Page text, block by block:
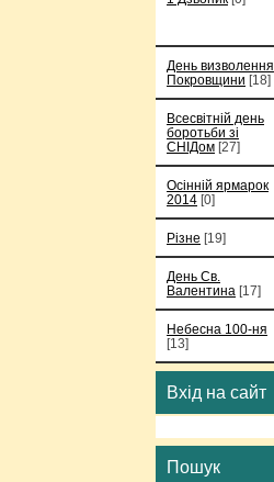
День визволення
Покровщини [18]
Всесвітній день
боротьби зі
СНІДом [27]
Осінній ярмарок
2014 [0]
Різне [19]
День Св.
Валентина [17]
Небесна 100-ня
[13]
Вхід на сайт
Пошук